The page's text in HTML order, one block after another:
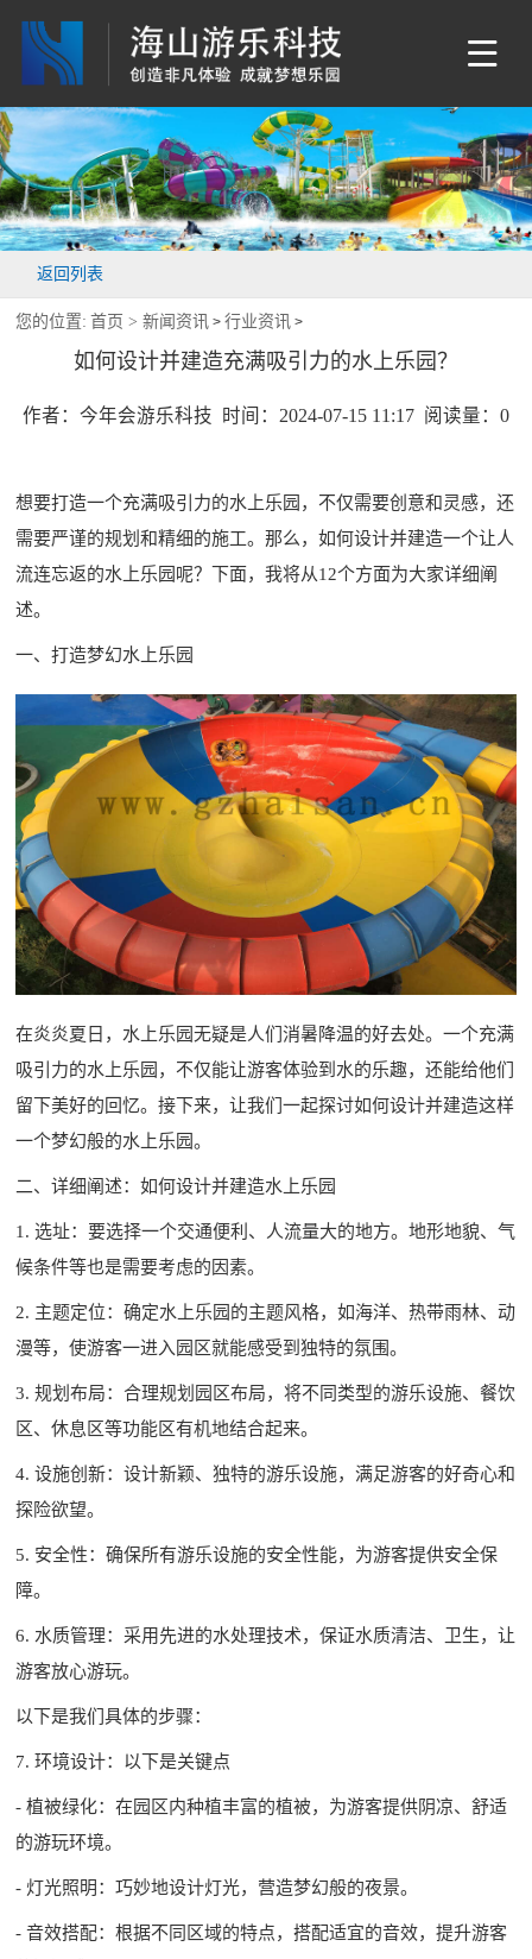
返回列表
您的位置: 首页 >新闻资讯 >行业资讯 >
如何设计并建造充满吸引力的水上乐园？
作者：今年会游乐科技 时间：2024-07-15 11:17 阅读量： 0
想要打造一个充满吸引力的水上乐园，不仅需要创意和灵感，还
需要严谨的规划和精细的施工。那么，如何设计并建造一个让人
流连忘返的水上乐园呢？下面，我将从12个方面为大家详细阐
述。
一、打造梦幻水上乐园
在炎炎夏日，水上乐园无疑是人们消暑降温的好去处。一个充满
吸引力的水上乐园，不仅能让游客体验到水的乐趣，还能给他们
留下美好的回忆。接下来，让我们一起探讨如何设计并建造这样
一个梦幻般的水上乐园。
二、详细阐述：如何设计并建造水上乐园
1. 选址：要选择一个交通便利、人流量大的地方。地形地貌、气
候条件等也是需要考虑的因素。
2. 主题定位：确定水上乐园的主题风格，如海洋、热带雨林、动
漫等，使游客一进入园区就能感受到独特的氛围。
3. 规划布局：合理规划园区布局，将不同类型的游乐设施、餐饮
区、休息区等功能区有机地结合起来。
4. 设施创新：设计新颖、独特的游乐设施，满足游客的好奇心和
探险欲望。
5. 安全性：确保所有游乐设施的安全性能，为游客提供安全保
障。
6. 水质管理：采用先进的水处理技术，保证水质清洁、卫生，让
游客放心游玩。
以下是我们具体的步骤：
7. 环境设计：以下是关键点
- 植被绿化：在园区内种植丰富的植被，为游客提供阴凉、舒适
的游玩环境。
- 灯光照明：巧妙地设计灯光，营造梦幻般的夜景。
- 音效搭配：根据不同区域的特点，搭配适宜的音效，提升游客